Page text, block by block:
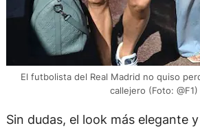
El futbolista del Real Madrid no quiso
callejero (Foto: @F1)
Sin dudas, el look más elegante